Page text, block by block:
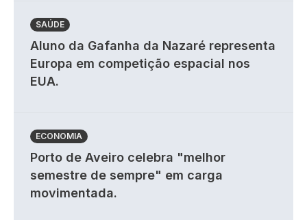
SAÚDE
Aluno da Gafanha da Nazaré representa
Europa em competição espacial nos
EUA.
ECONOMIA
Porto de Aveiro celebra "melhor
semestre de sempre" em carga
movimentada.